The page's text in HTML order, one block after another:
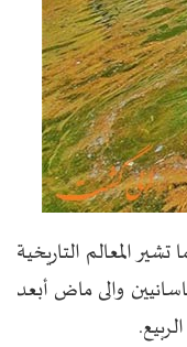
المعالم التاريخية
والى ماض أبعد